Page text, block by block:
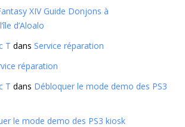
XIV Guide Donjons à
d’Aloalo
T dans Service réparation
réparation
T dans Débloquer le mode demo des PS3
le mode demo des PS3 kiosk